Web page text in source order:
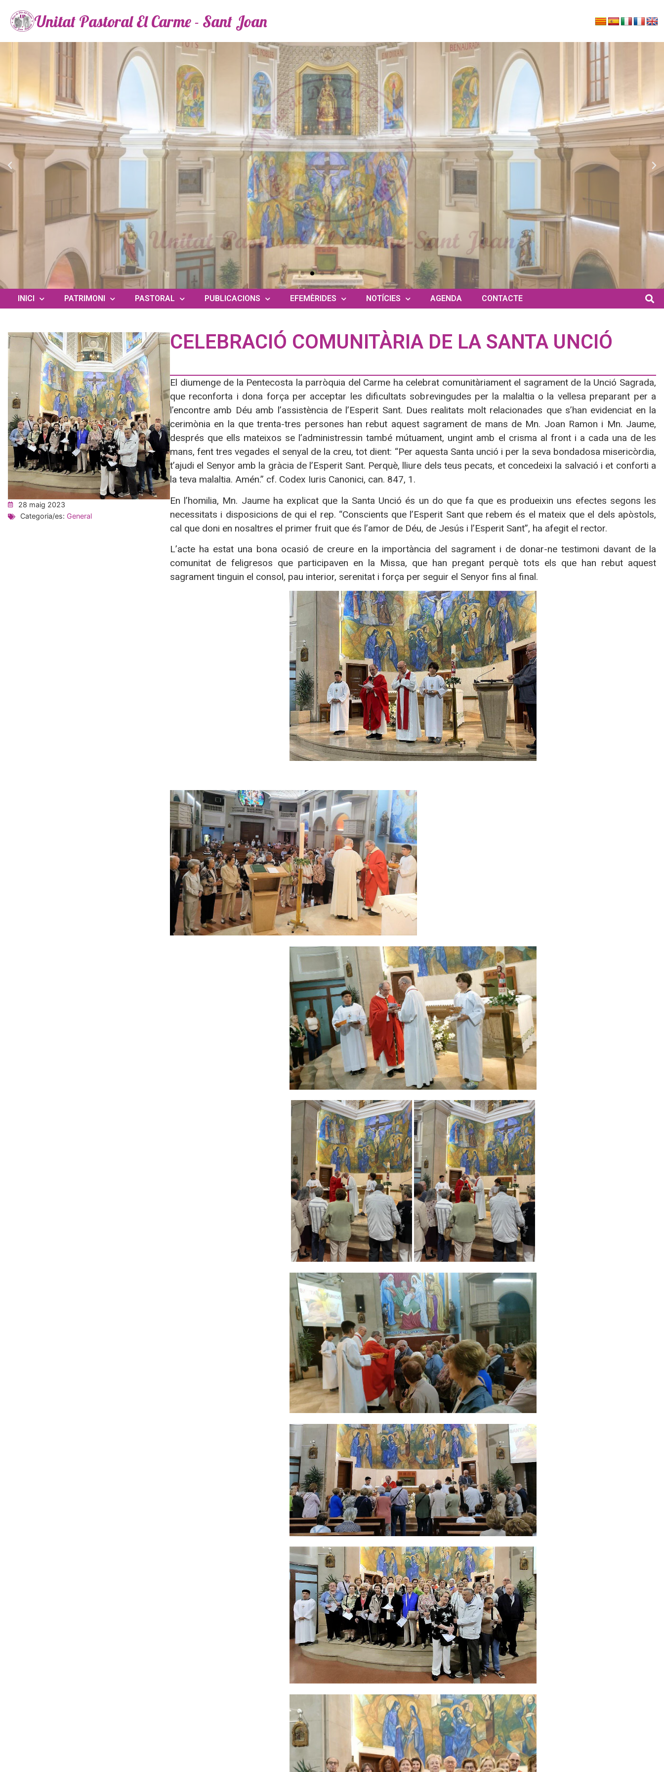
Unitat Pastoral El Carme - Sant Joan
INICI PATRIMONI PASTORAL PUBLICACIONS EFEMÈRIDES NOTÍCIES AGENDA CONTACTE
28 maig 2023
Categoria/es: General
CELEBRACIÓ COMUNITÀRIA DE LA SANTA UNCIÓ
El diumenge de la Pentecosta la parròquia del Carme ha celebrat comunitàriament el sagrament de la Unció Sagrada,
que reconforta i dona força per acceptar les dificultats sobrevingudes per la malaltia o la vellesa preparant per a
l’encontre amb Déu amb l’assistència de l’Esperit Sant. Dues realitats molt relacionades que s’han evidenciat en la
cerimònia en la que trenta-tres persones han rebut aquest sagrament de mans de Mn. Joan Ramon i Mn. Jaume,
després que ells mateixos se l’administressin també mútuament, ungint amb el crisma al front i a cada una de les
mans, fent tres vegades el senyal de la creu, tot dient: “Per aquesta Santa unció i per la seva bondadosa misericòrdia,
t’ajudi el Senyor amb la gràcia de l’Esperit Sant. Perquè, lliure dels teus pecats, et concedeixi la salvació i et conforti a
la teva malaltia. Amén.” cf. Codex Iuris Canonici, can. 847, 1.
En l’homilia, Mn. Jaume ha explicat que la Santa Unció és un do que fa que es produeixin uns efectes segons les
necessitats i disposicions de qui el rep. “Conscients que l’Esperit Sant que rebem és el mateix que el dels apòstols,
cal que doni en nosaltres el primer fruit que és l’amor de Déu, de Jesús i l’Esperit Sant”, ha afegit el rector.
L’acte ha estat una bona ocasió de creure en la importància del sagrament i de donar-ne testimoni davant de la
comunitat de feligresos que participaven en la Missa, que han pregant perquè tots els que han rebut aquest
sagrament tinguin el consol, pau interior, serenitat i força per seguir el Senyor fins al final.